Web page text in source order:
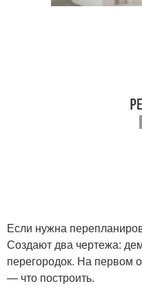
Если нужна
Создают два чертежа:
перегородок. На первом
— что построить.